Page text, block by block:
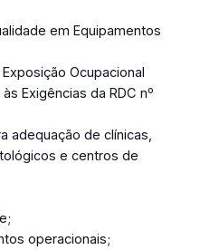
em Equipamentos
Ocupacional
Exigências da RDC nº
adequação de clínicas,
e centros de
operacionais;